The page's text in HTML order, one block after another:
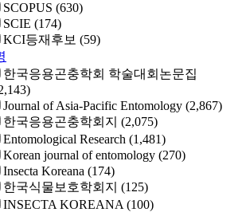
SCOPUS (630)
SCIE (174)
KCI등재후보 (59)
한국응용곤충학회 학술대회논문집
Journal of Asia-Pacific Entomology (2,867)
한국응용곤충학회지 (2,075)
Entomological Research (1,481)
Korean journal of entomology (270)
Insecta Koreana (174)
한국식물보호학회지 (125)
INSECTA KOREANA (100)